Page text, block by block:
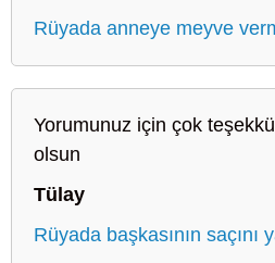
Rüyada anneye meyve
Yorumunuz için çok
olsun
Tülay
Rüyada başkasının saçını